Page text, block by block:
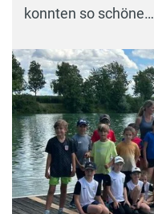
konnten so schöne…